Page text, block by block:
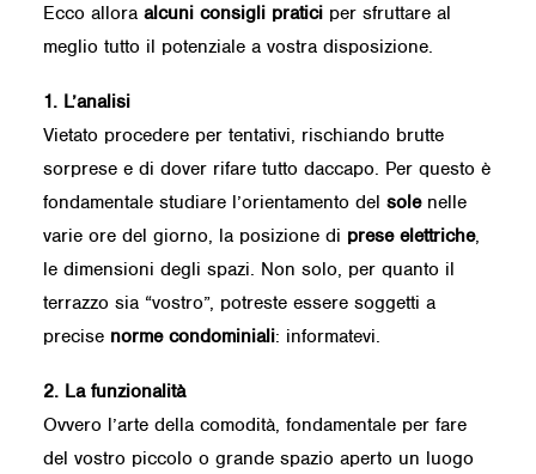
Ecco allora alcuni consigli pratici per sfruttare al
meglio tutto il potenziale a vostra disposizione.
1. L’analisi
Vietato procedere per tentativi, rischiando brutte
sorprese e di dover rifare tutto daccapo. Per questo è
fondamentale studiare l’orientamento del solenelle
varie ore del giorno, la posizione di prese elettriche,
le dimensioni degli spazi. Non solo, per quanto il
terrazzo sia “vostro”, potreste essere soggetti a
precise norme condominiali: informatevi.
2. La funzionalità
Ovvero l’arte della comodità, fondamentale per fare
del vostro piccolo o grande spazio aperto un luogo